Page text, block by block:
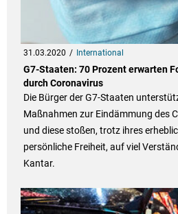
31.03.2020 International
G7-Staaten: 70 Prozent erwarten
durch Coronavirus
Die Bürger der G7-Staaten
Maßnahmen zur Eindämmung des
und diese stoßen, trotz ihres
persönliche Freiheit, auf viel
Kantar.